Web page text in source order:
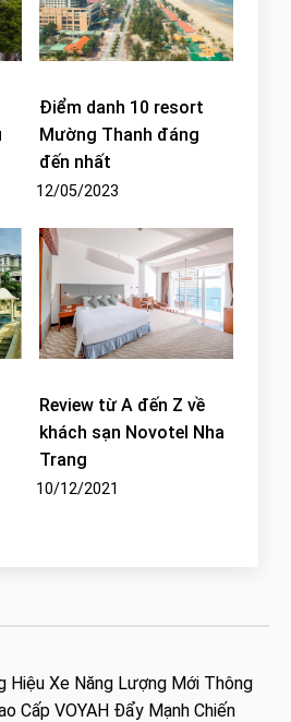
Điểm danh 10 resort
Mường Thanh đáng
đến nhất
12/05/2023
Review từ A đến Z về
khách sạn Novotel Nha
Trang
10/12/2021
Hiệu Xe Năng Lượng Mới Thông
Cấp VOYAH Đẩy Mạnh Chiến